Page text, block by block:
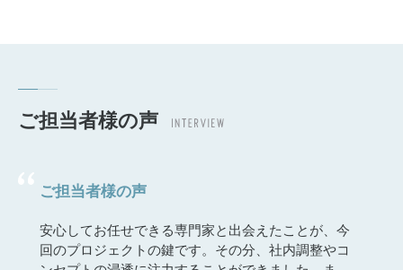
回のプロジェクトの鍵です。その分、社内調整やコ
ンセプトの浸透に注力することができました。ま